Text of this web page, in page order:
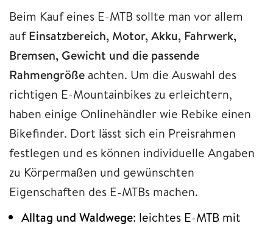
Beim Kauf eines E-MTB sollte man vor allem
aufEinsatzbereich, Motor, Akku, Fahrwerk,
Bremsen, Gewicht und die passende
Rahmengröße achten. Um die Auswahl des
richtigen E-Mountainbikes zu erleichtern,
haben einige Onlinehändler wie Rebike einen
Bikefinder. Dort lässt sich ein Preisrahmen
festlegen und es können individuelle Angaben
zu Körpermaßen und gewünschten
Eigenschaften des E-MTBs machen.
Alltag und Waldwege: leichtes E-MTB mit